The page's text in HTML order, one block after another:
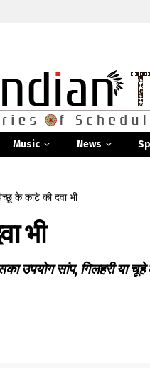
Music News
के काटे की दवा भी
भी
उपयोग सांप, गिलहरी या